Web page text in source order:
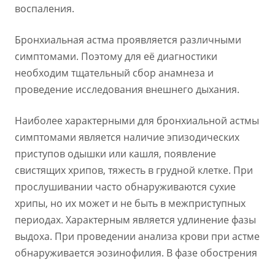
воспаления.
Бронхиальная астма проявляется различными
симптомами. Поэтому для её диагностики
необходим тщательный сбор анамнеза и
проведение исследования внешнего дыхания.
Наиболее характерными для бронхиальной астмы
симптомами является наличие эпизодических
приступов одышки или кашля, появление
свистящих хрипов, тяжесть в грудной клетке. При
прослушивании часто обнаруживаются сухие
хрипы, но их может и не быть в межприступных
периодах. Характерным является удлинение фазы
выдоха. При проведении анализа крови при астме
обнаруживается эозинофилия. В фазе обострения